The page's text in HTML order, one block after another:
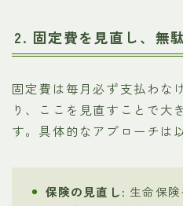
2. 固定費を見直し、無
固定費は毎月必ず支払わな
り、ここを見直すことで大
す。具体的なアプローチは
保険の見直し: 生命保